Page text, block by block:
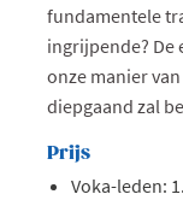
fundamentele
ingrijpende? De
onze manier
diepgaand zal
Prijs
Voka-leden: